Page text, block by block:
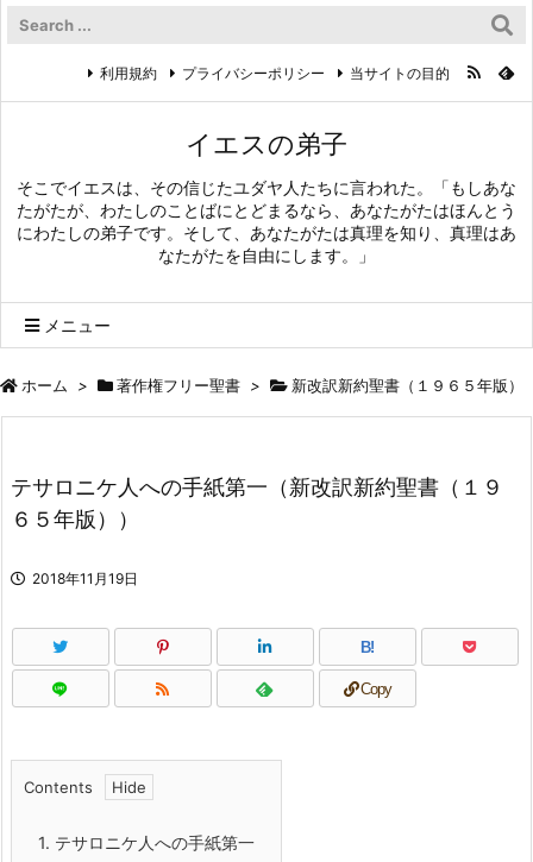
イエスの弟子
そこでイエスは、その信じたユダヤ人たちに言われた。「もしあな
たがたが、わたしのことばにとどまるなら、あなたがたはほんとう
にわたしの弟子です。そして、あなたがたは真理を知り、真理はあ
なたがたを自由にします。」
メニュー
利用規約 プライバシーポリシー 当サイトの目的
ホーム > 著作権フリー聖書 > 新改訳新約聖書（１９６５年版）
テサロニケ人への手紙第一（新改訳新約聖書（１９
６５年版））
2018年11月19日
B!
Copy
Contents
1. テサロニケ人への手紙第一